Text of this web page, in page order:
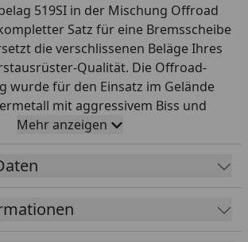
519SI in der Mischung Offroad
Satz für eine Bremsscheibe
die verschlissenen Beläge Ihres
Qualität. Die Offroad-
wurde für den Einsatz im Gelände
mit aggressivem Biss und
unempfindlich gegen Schlamm,
Die Beläge reinigen sich selbst und
härtesten Bedingungen
gefertigt, durchlaufen eine
und sind exakt auf die
Mehr anzeigen